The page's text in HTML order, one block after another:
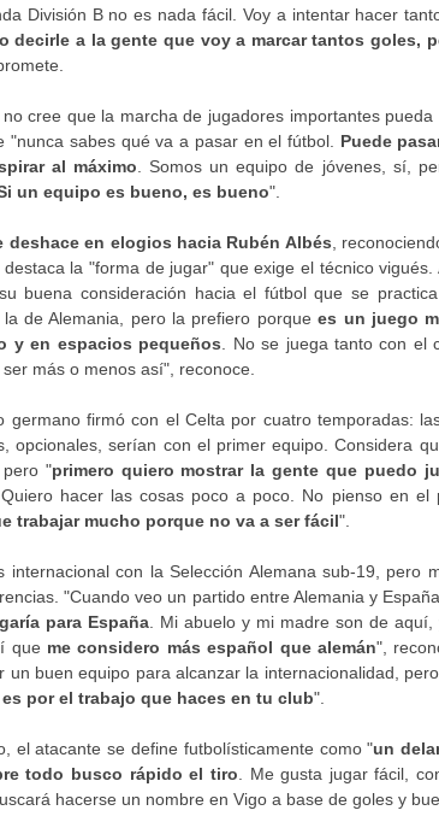
División B no es nada fácil. Voy a intentar hacer
decirle a la gente que voy a marcar tantos goles,
cree que la marcha de jugadores importantes
"nunca sabes qué va a pasar en el fútbol. Puede
al máximo . Somos un equipo de jóvenes, sí,
un equipo es bueno, es bueno".
deshace en elogios hacia Rubén Albés ,
la "forma de jugar" que exige el técnico
buena consideración hacia el fútbol que se
la de Alemania, pero la prefiero porquees un juego
y en espacios pequeños . No se juega tanto con el
más o menos así", reconoce.
germano firmó con el Celta por cuatro temporadas:
opcionales, serían con el primer equipo. Considera
"primero quiero mostrar la gente que puedo
. Quiero hacer las cosas poco a poco. No pienso en
trabajar mucho porque no va a ser fácil".
internacional con la Selección Alemana sub-19, pero
"Cuando veo un partido entre Alemania y
para España . Mi abuelo y mi madre son de
que me considero más español que alemán",
un buen equipo para alcanzar la internacionalidad,
por el trabajo que haces en tu club".
el atacante se define futbolísticamente como "un
todo busco rápido el tiro . Me gusta jugar fácil,
hacerse un nombre en Vigo a base de goles y